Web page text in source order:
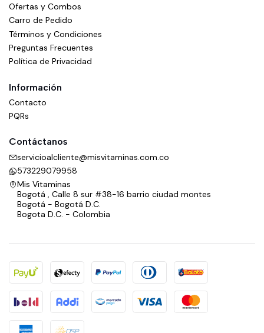
Ofertas y Combos
Carro de Pedido
Términos y Condiciones
Preguntas Frecuentes
Política de Privacidad
Información
Contacto
PQRs
Contáctanos
servicioalcliente@misvitaminas.com.co
573229079958
Mis Vitaminas
Bogotá , Calle 8 sur #38-16 barrio ciudad montes
Bogotá - Bogotá D.C.
Bogota D.C. - Colombia